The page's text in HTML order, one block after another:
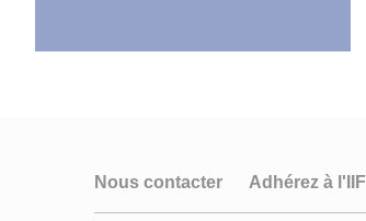
Nous contacter Adhérez à l'IIF